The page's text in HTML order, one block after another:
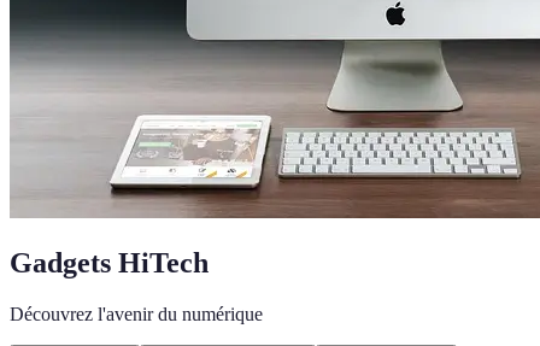
Gadgets HiTech
Découvrez l'avenir du numérique